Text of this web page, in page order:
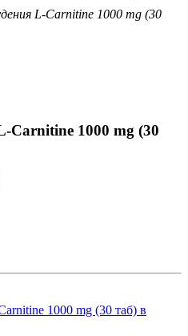
L-Carnitine 1000 mg (30
Carnitine 1000 mg (30
1000 mg (30 таб) в